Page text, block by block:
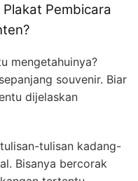
Pembicara
mengetahuinya?
souvenir. Biar
dijelaskan
tulisan kadang-
Bisanya bercorak